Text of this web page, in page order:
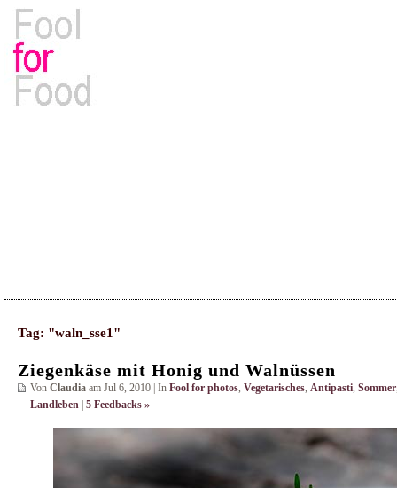
Tag: "waln_sse1"
Ziegenkäse mit Honig und Walnüssen
Von Claudia am Jul 6, 2010 | In Fool for photos, Vegetarisches, Antipasti, Sommer
Landleben 5 Feedbacks »